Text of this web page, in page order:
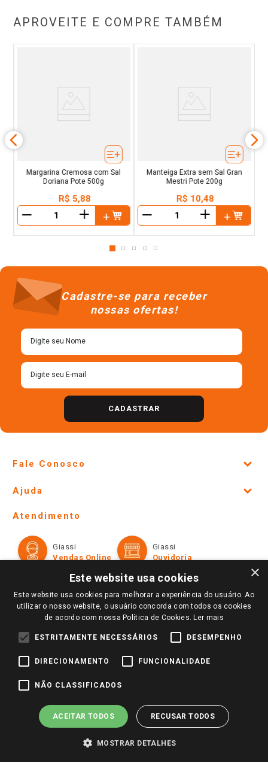
APROVEITE E COMPRE TAMBÉM
Margarina Cremosa com Sal
Doriana Pote 500g
R$ 5,88
＋
Manteiga Extra sem Sal Gran
Mestri Pote 200g
R$ 10,48
＋
Cadastre-se para receber
nossas ofertas!
CADASTRAR
Fale Conosco
Lojas Físicas e Horários
Ofertas
Televendas
Perguntas frequentes
Trabalhe Conosco
Identidade Visual
Ajuda
Formas de Pagamento
Políticas de entrega
Trocas e Devoluções
Atendimento
Giassi
Vendas Online
Giassi
Ouvidoria
Redes Sociais
Pagamento e Segurança
×
Este website usa cookies
Este website usa cookies para melhorar a experiência do usuário. Ao
utilizar o nosso website, o usuário concorda com todos os cookies
de acordo com nossa Política de Cookies. Ler mais
ESTRITAMENTE NECESSÁRIOS DESEMPENHO
DIRECIONAMENTO FUNCIONALIDADE
NÃO CLASSIFICADOS
ACEITAR TODOS RECUSAR TODOS
MOSTRAR DETALHES